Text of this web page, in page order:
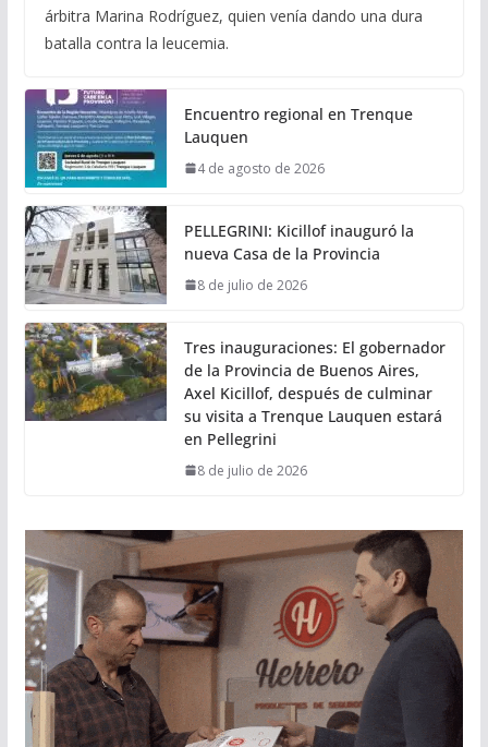
árbitra Marina Rodríguez, quien venía dando una dura
batalla contra la leucemia.
Encuentro regional en Trenque
Lauquen
4 de agosto de 2026
PELLEGRINI: Kicillof inauguró la
nueva Casa de la Provincia
8 de julio de 2026
Tres inauguraciones: El gobernador
de la Provincia de Buenos Aires,
Axel Kicillof, después de culminar
su visita a Trenque Lauquen estará
en Pellegrini
8 de julio de 2026